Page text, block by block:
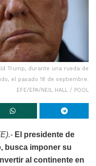
Trump, durante una rueda de
el pasado 18 de septiembre.
EFE/EPA/NEIL HALL / POOL
El presidente de
busca imponer su
al continente en